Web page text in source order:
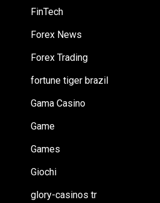
FinTech
Forex News
Forex Trading
fortune tiger brazil
Gama Casino
Game
Games
Giochi
glory-casinos tr